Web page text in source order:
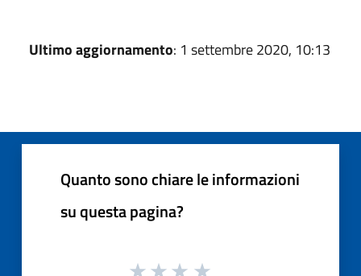
Ultimo aggiornamento: 1 settembre 2020, 10:13
Quanto sono chiare le informazioni
su questa pagina?